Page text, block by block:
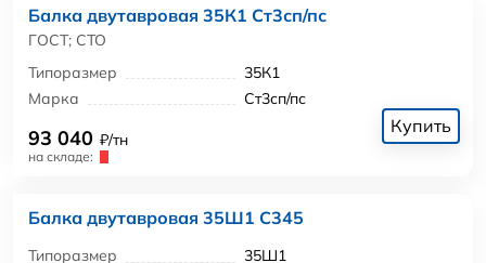
Балка двутавровая 35К1 Ст3сп/пс
ГОСТ; СТО
Типоразмер
35К1
Марка
Ст3сп/пс
93 040 ₽/тн
на складе:
Купить
Балка двутавровая 35Ш1 С345
Типоразмер
35Ш1